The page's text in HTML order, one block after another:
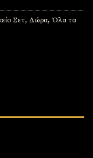
Σετ, Δώρα, Όλα τα